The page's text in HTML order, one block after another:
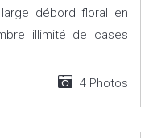
débord floral en
illimité de cases
4 Photos